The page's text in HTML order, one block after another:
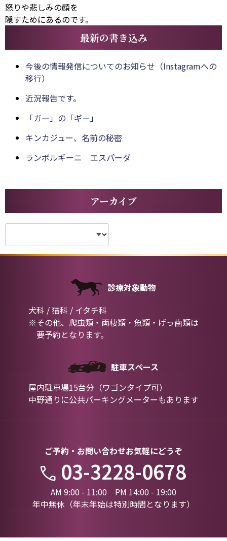
怒りや悲しみの顔を
隠すためにあるのです。
最新の書き込み
今後の情報発信についてのお知らせ（Instagramへの
移行）
近況報告です。
「ガー」の「ギー」
キンカジュー、名前の秘密
ランボルギーニ エスパーダ
アーカイブ
診療対象動物
犬科 / 猫科 / イタチ科
※その他、爬虫類・両棲類・魚類・げっ歯類は
要予約となります。
駐車スペース
屋内駐車場15台分（ワゴンタイプ可）
中野通りに公共パーキングメーターもあります
ご予約・お問い合わせお気軽にどうぞ
03-3228-0678
AM 9:00 - 11:00 PM 14:00 - 19:00
年中無休（年末年始は特別時間となります）